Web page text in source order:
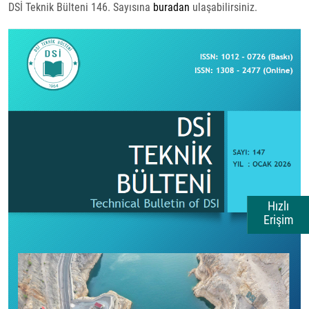
Hızlı
Erişim
DSİ Teknik Bülteni 146. Sayısına buradan ulaşabilirsiniz.